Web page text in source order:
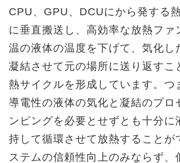
CPU、GPU、DCUにから発する
に垂直搬送し、高効率な放熱ファ
温の液体の温度を下げて、気化し
凝結させて元の場所に送り返すこ
熱サイクルを形成しています。つ
導電性の液体の気化と凝結のプロ
ンピングを必要とせずとも十分に
持して循環させて放熱することが
ステムの信頼性向上のみならず、